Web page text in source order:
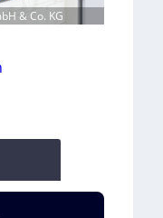
& Co. KG